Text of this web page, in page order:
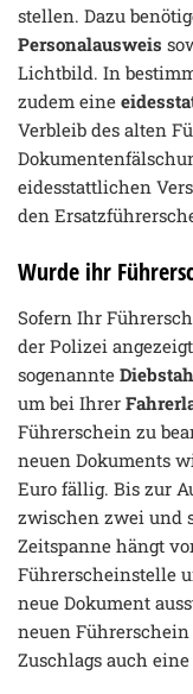
stellen. Dazu
Personalausweis
Lichtbild. In
zudem eine
Verbleib des alten
eidesstattlichen
den
Wurde ihr
Sofern Ihr
der Polizei
sogenannte
um bei Ihrer
Führerschein zu
neuen Dokuments
Euro fällig. Bis zur
zwischen zwei und
Zeitspanne hängt
Führerscheinstelle
neue Dokument
neuen
Zuschlags auch eine